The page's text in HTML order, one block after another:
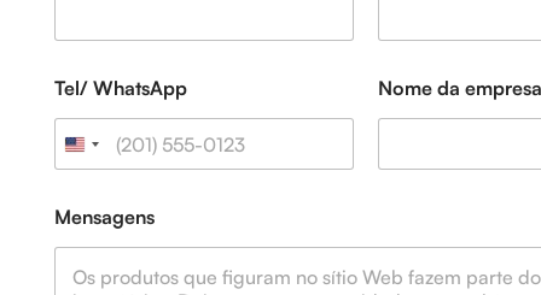
e
a
W
h
t
A
W
Tel/ WhatsApp Nome da empresa
Mensagens